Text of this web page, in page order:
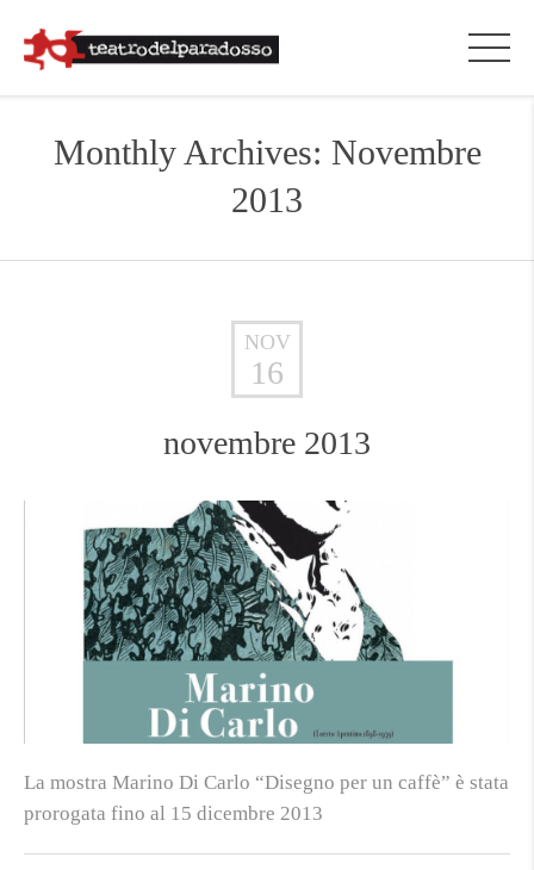
Monthly Archives: Novembre
2013
NOV
16
novembre 2013
La mostra Marino Di Carlo “Disegno per un caffè” è stata
prorogata fino al 15 dicembre 2013